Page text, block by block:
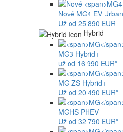
Nové MG4 EV Urban
Už od 25 890 EUR
Hybrid
MG3 Hybrid+
už od 16 990 EUR*
MG ZS Hybrid+
Už od 20 490 EUR*
MGHS PHEV
Už od 32 790 EUR*